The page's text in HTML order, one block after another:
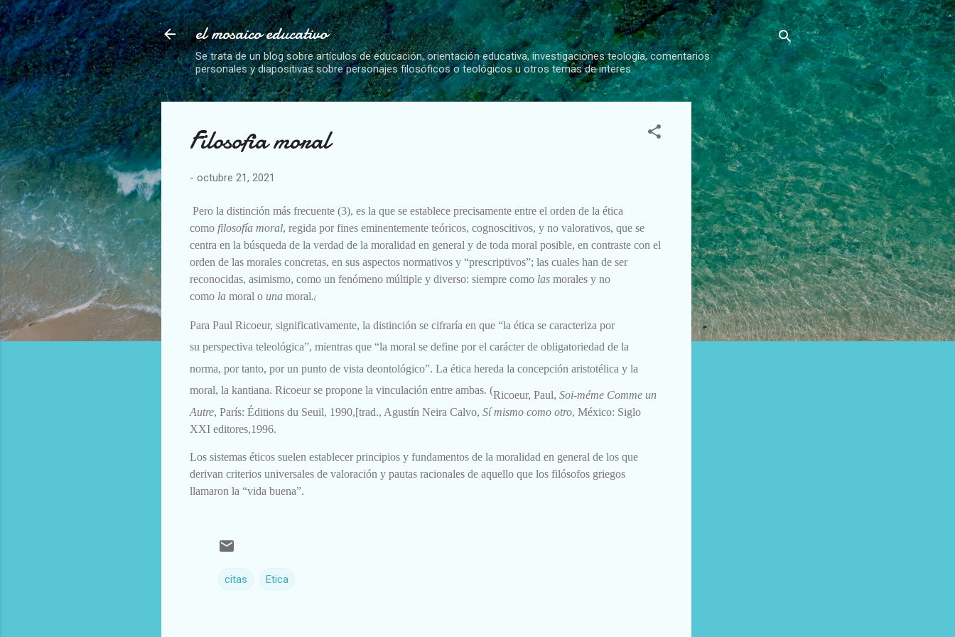
Ir al contenido principal
el mosaico educativo
Se trata de un blog sobre artículos de educación, orientación educativa, investigaciones teología, comentarios
personales y diapositivas sobre personajes filosóficos o teológicos u otros temas de interes
Filosofia moral
- octubre 21, 2021
Pero la distinción más frecuente (3), es la que se establece precisamente entre el orden de la ética
como filosofía moral, regida por fines eminentemente teóricos, cognoscitivos, y no valorativos, que se
centra en la búsqueda de la verdad de la moralidad en general y de toda moral posible, en contraste con el
orden de las morales concretas, en sus aspectos normativos y “prescriptivos”; las cuales han de ser
reconocidas, asimismo, como un fenómeno múltiple y diverso: siempre como las morales y no
como la moral o una moral.(
Para Paul Ricoeur, significativamente, la distinción se cifraría en que “la ética se caracteriza por
su perspectiva teleológica”, mientras que “la moral se define por el carácter de obligatoriedad de la
norma, por tanto, por un punto de vista deontológico”. La ética hereda la concepción aristotélica y la
moral, la kantiana. Ricoeur se propone la vinculación entre ambas. (Ricoeur, Paul, Soi-méme Comme un
Autre, París: Éditions du Seuil, 1990,[trad., Agustín Neira Calvo, Sí mismo como otro, México: Siglo
XXI editores,1996.
Los sistemas éticos suelen establecer principios y fundamentos de la moralidad en general de los que
derivan criterios universales de valoración y pautas racionales de aquello que los filósofos griegos
llamaron la “vida buena”.
citas Etica